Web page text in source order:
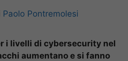
Paolo Pontremolesi
i livelli di cybersecurity nel
aumentano e si fanno